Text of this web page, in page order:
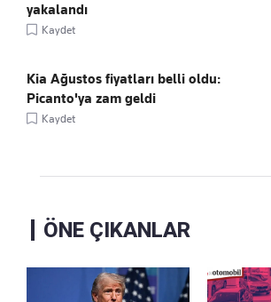
yakalandı
Kaydet
Kia Ağustos fiyatları belli oldu:
Picanto'ya zam geldi
Kaydet
ÖNE ÇIKANLAR